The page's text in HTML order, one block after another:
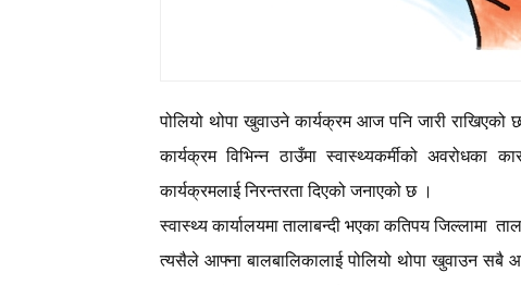
पोलियो थोपा खुवाउने कार्यक्रम आज पनि जारी
कार्यक्रम विभिन्न ठाउँमा स्वास्थ्यकर्मीको
कार्यक्रमलाई निरन्तरता दिएको जनाएको छ ।
स्वास्थ्य कार्यालयमा तालाबन्दी भएका कतिपय जिल्लामा
त्यसैले आफ्ना बालबालिकालाई पोलियो थोपा खुवाउन सबै